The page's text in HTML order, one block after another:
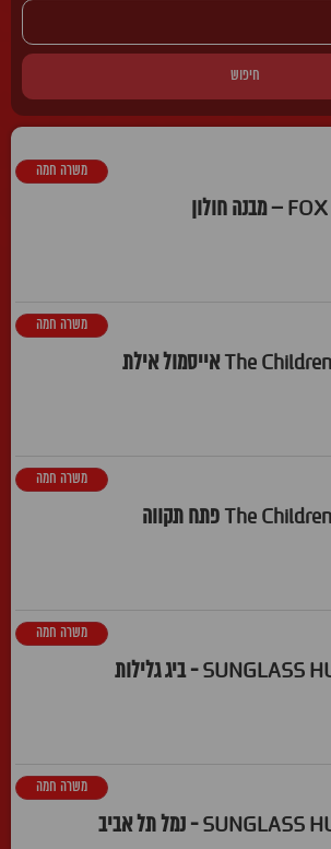
חיפוש
משרה חמה
משרה חמה
משרה חמה
משרה חמה
משרה חמה